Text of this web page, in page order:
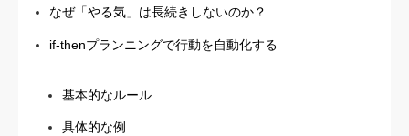
なぜ「やる気」は長続きしないのか？
if-thenプランニングで行動を自動化する
基本的なルール
具体的な例